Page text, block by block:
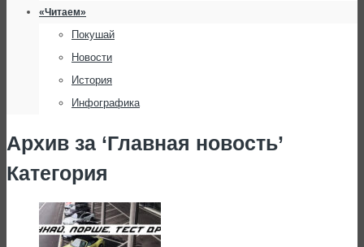
«Читаем»
Покушай
Новости
История
Инфографика
Архив за ‘Главная новость’
Категория